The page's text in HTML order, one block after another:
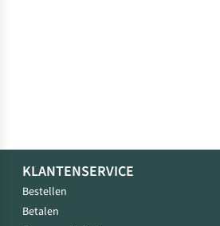
KLANTENSERVICE
Bestellen
Betalen